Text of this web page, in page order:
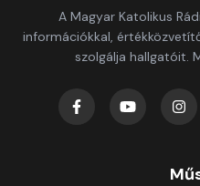
A Magyar Katolikus
információkkal,
szolgálja hallgatóit.